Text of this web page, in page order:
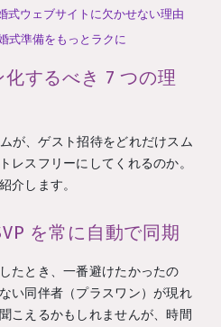
式ウェブサイトに欠かせない理由
式準備をもっとラクに
化するべき 7 つの理
が、ゲスト招待をどれだけスム
レスフリーにしてくれるのか。
介します。
を常に自動で同期
たとき、一番避けたかったの
い同伴者（プラスワン）が現れ
こえるかもしれませんが、時間